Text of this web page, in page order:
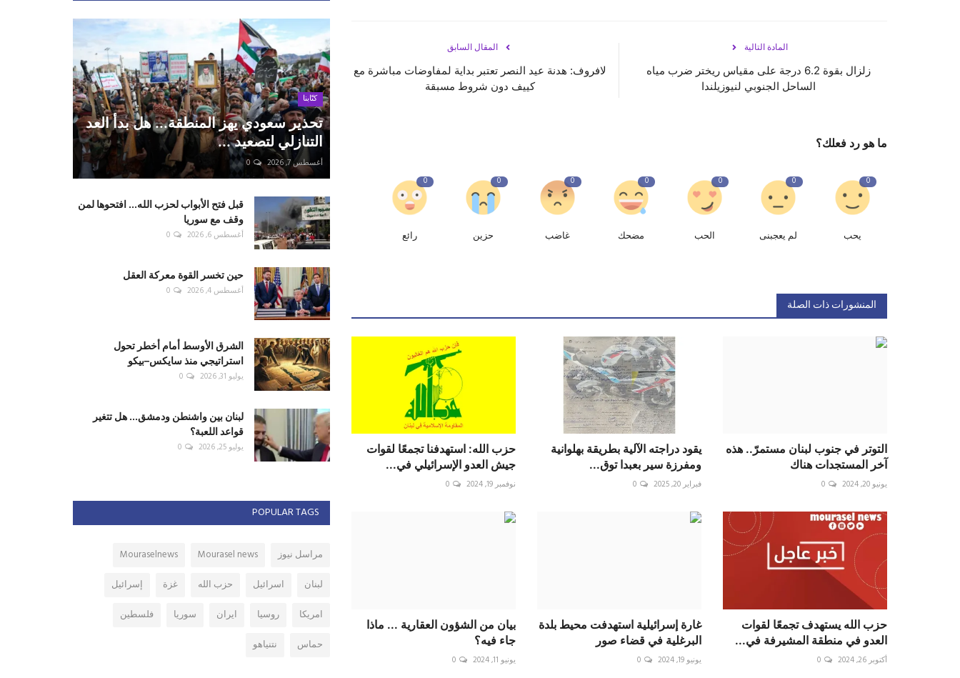
المقال السابق
لافروف: هدنة عيد النصر تعتبر بداية لمفاوضات مباشرة مع
كييف دون شروط مسبقة
المادة التالية
زلزال بقوة 6.2 درجة على مقياس ريختر ضرب مياه
الساحل الجنوبي لنيوزيلندا
ما هو رد فعلك؟
0
يحب
0
لم يعجبنى
0
الحب
0
مضحك
0
غاضب
0
حزين
0
رائع
المنشورات ذات الصلة
التوتر في جنوب لبنان مستمرّ.. هذه
آخر المستجدات هناك
يونيو 20, 2024 0
يقود دراجته الآلية بطريقة بهلوانية
ومفرزة سير بعبدا توق...
فبراير 20, 2025 0
حزب الله: استهدفنا تجمعًا لقوات
جيش العدو الإسرائيلي في...
نوفمبر 19, 2024 0
حزب الله يستهدف تجمعًا لقوات
العدو في منطقة المشيرفة في...
أكتوبر 26, 2024 0
غارة إسرائيلية استهدفت محيط بلدة
البرغلية في قضاء صور
يونيو 19, 2024 0
بيان من الشؤون العقارية ... ماذا
جاء فيه؟
يونيو 11, 2024 0
كتّابنا
تحذير سعودي يهز المنطقة... هل بدأ العد
التنازلي لتصعيد ...
أغسطس 7, 2026 0
قبل فتح الأبواب لحزب الله... افتحوها لمن
وقف مع سوريا
أغسطس 6, 2026 0
حين تخسر القوة معركة العقل
أغسطس 4, 2026 0
الشرق الأوسط أمام أخطر تحول
استراتيجي منذ سايكس–بيكو
يوليو 31, 2026 0
لبنان بين واشنطن ودمشق... هل تتغير
قواعد اللعبة؟
يوليو 25, 2026 0
POPULAR TAGS
مراسل نيوز Mourasel news
Mouraselnews
لبنان
اسرائيل حزب الله غزة
إسرائيل
امريكا
روسيا ايران سوريا
فلسطين
حماس
نتنياهو